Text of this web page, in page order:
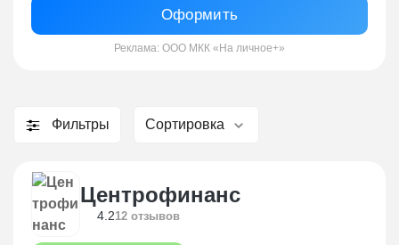
Оформить
Реклама: ООО МКК «На личное+»
Фильтры Сортировка
Центрофинанс
4.212 отзывов